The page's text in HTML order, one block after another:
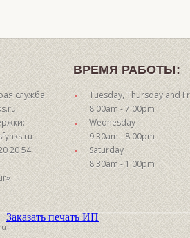
служба:
20 54
ВРЕМЯ РАБОТЫ:
Tuesday, Thursday and
8:00am - 7:00pm
Wednesday
9:30am - 8:00pm
Saturday
8:30am - 1:00pm
Заказать печать ИП